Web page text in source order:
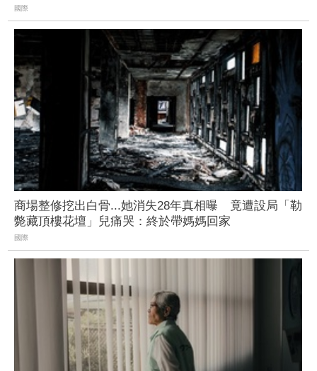
國際
商場整修挖出白骨...她消失28年真相曝 竟遭設局「勒
斃藏頂樓花壇」兒痛哭：終於帶媽媽回家
國際